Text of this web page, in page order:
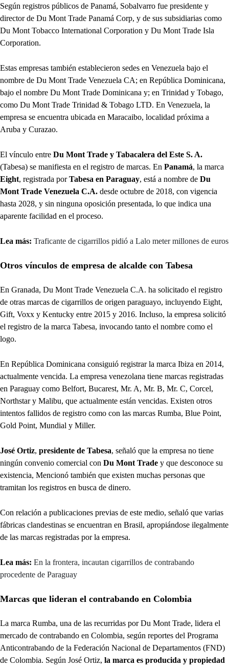
Según registros públicos de Panamá, Sobalvarro fue presidente y
director de Du Mont Trade Panamá Corp, y de sus subsidiarias como
Du Mont Tobacco International Corporation y Du Mont Trade Isla
Corporation.
Estas empresas también establecieron sedes en Venezuela bajo el
nombre de Du Mont Trade Venezuela CA; en República Dominicana,
bajo el nombre Du Mont Trade Dominicana y; en Trinidad y Tobago,
como Du Mont Trade Trinidad & Tobago LTD. En Venezuela, la
empresa se encuentra ubicada en Maracaibo, localidad próxima a
Aruba y Curazao.
El vínculo entre Du Mont Trade y Tabacalera del Este S. A.
(Tabesa) se manifiesta en el registro de marcas. En Panamá, la marca
Eight, registrada porTabesa en Paraguay, está a nombre de Du
Mont Trade Venezuela C.A. desde octubre de 2018, con vigencia
hasta 2028, y sin ninguna oposición presentada, lo que indica una
aparente facilidad en el proceso.
Lea más: Traficante de cigarrillos pidió a Lalo meter millones de euros
Otros vínculos de empresa de alcalde con Tabesa
En Granada, Du Mont Trade Venezuela C.A. ha solicitado el registro
de otras marcas de cigarrillos de origen paraguayo, incluyendo Eight,
Gift, Voxx y Kentucky entre 2015 y 2016. Incluso, la empresa solicitó
el registro de la marca Tabesa, invocando tanto el nombre como el
logo.
En República Dominicana consiguió registrar la marca Ibiza en 2014,
actualmente vencida. La empresa venezolana tiene marcas registradas
en Paraguay como Belfort, Bucarest, Mr. A, Mr. B, Mr. C, Corcel,
Northstar y Malibu, que actualmente están vencidas. Existen otros
intentos fallidos de registro como con las marcas Rumba, Blue Point,
Gold Point, Mundial y Miller.
José Ortiz, presidente de Tabesa, señaló que la empresa no tiene
ningún convenio comercial con Du Mont Trade y que desconoce su
existencia, Mencionó también que existen muchas personas que
tramitan los registros en busca de dinero.
Con relación a publicaciones previas de este medio, señaló que varias
fábricas clandestinas se encuentran en Brasil, apropiándose ilegalmente
de las marcas registradas por la empresa.
Lea más: En la frontera, incautan cigarrillos de contrabando
procedente de Paraguay
Marcas que lideran el contrabando en Colombia
La marca Rumba, una de las recurridas por Du Mont Trade, lidera el
mercado de contrabando en Colombia, según reportes del Programa
Anticontrabando de la Federación Nacional de Departamentos (FND)
de Colombia. Según José Ortiz, la marca es producida y propiedad